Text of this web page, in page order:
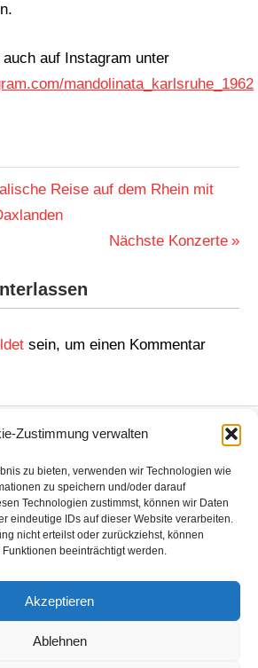
Zustimmung verwalten
zu bieten, verwenden wir Technologien wie
zu speichern und/oder darauf
Technologien zustimmst, können wir Daten
eindeutige IDs auf dieser Website verarbeiten.
nicht erteilst oder zurückziehst, können
beeinträchtigt werden.
Akzeptieren
Ablehnen
auf Instagram unter
mandolinata_karlsruhe_1962
Reise auf dem Rhein mit
Nächster
Nächste Konzerte
sein, um einen Kommentar
Newsletter!